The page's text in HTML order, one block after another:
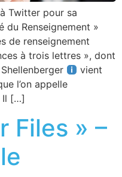
Twitter pour sa
du Renseignement »
de renseignement
à trois lettres », dont
vient
l’on appelle
Il […]
Files » –